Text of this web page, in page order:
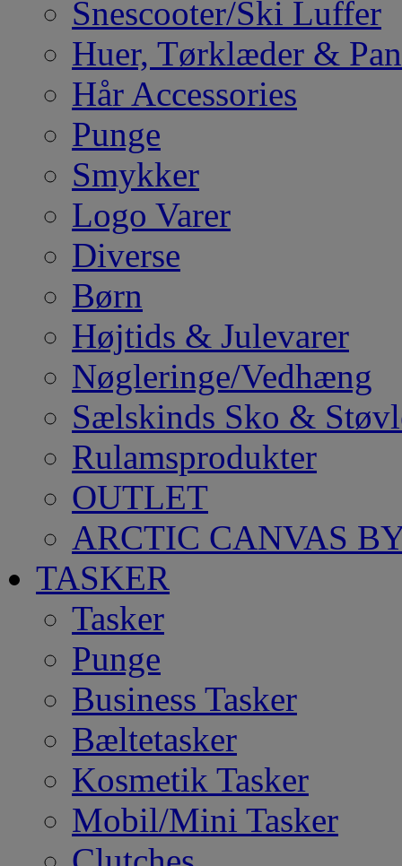
Snescooter/Ski Luffer
Huer, Tørklæder &
Hår Accessories
Punge
Smykker
Logo Varer
Diverse
Børn
Højtids & Julevarer
Nøgleringe/Vedhæng
Sælskinds Sko &
Rulamsprodukter
OUTLET
ARCTIC CANVAS
TASKER
Tasker
Punge
Business Tasker
Bæltetasker
Kosmetik Tasker
Mobil/Mini Tasker